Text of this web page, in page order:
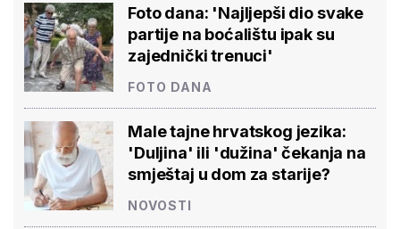
Foto dana: 'Najljepši dio svake
partije na boćalištu ipak su
zajednički trenuci'
FOTO DANA
Male tajne hrvatskog jezika:
'Duljina' ili 'dužina' čekanja na
smještaj u dom za starije?
NOVOSTI